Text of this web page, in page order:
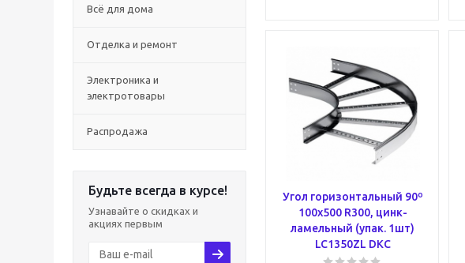
Всё для дома
Отделка и ремонт
Электроника и
электротовары
Распродажа
Будьте всегда в курсе!
Узнавайте о скидках и
акциях первым
Угол горизонтальный 90º
100x500 R300, цинк-
ламельный (упак. 1шт)
LC1350ZL DKC